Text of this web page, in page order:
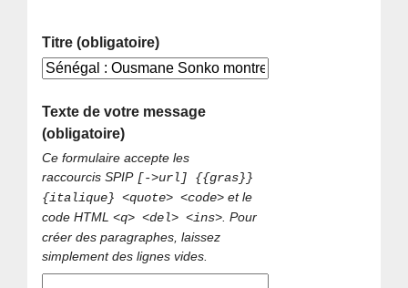
Titre (obligatoire)
Texte de votre message
(obligatoire)
Ce formulaire accepte les
raccourcis SPIP [->url] {{gras}}
{italique} <quote> <code> et le
code HTML<q> <del> <ins>. Pour
créer des paragraphes, laissez
simplement des lignes vides.